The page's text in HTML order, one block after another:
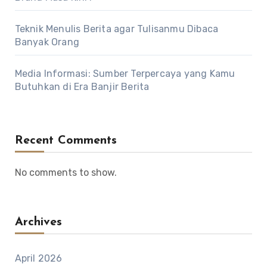
Teknik Menulis Berita agar Tulisanmu Dibaca
Banyak Orang
Media Informasi: Sumber Terpercaya yang Kamu
Butuhkan di Era Banjir Berita
Recent Comments
No comments to show.
Archives
April 2026